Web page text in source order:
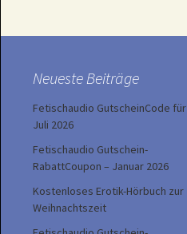
Neueste Beiträge
Fetischaudio GutscheinCode für
Juli 2026
Fetischaudio Gutschein-
RabattCoupon – Januar 2026
Kostenloses Erotik-Hörbuch zur
Weihnachtszeit